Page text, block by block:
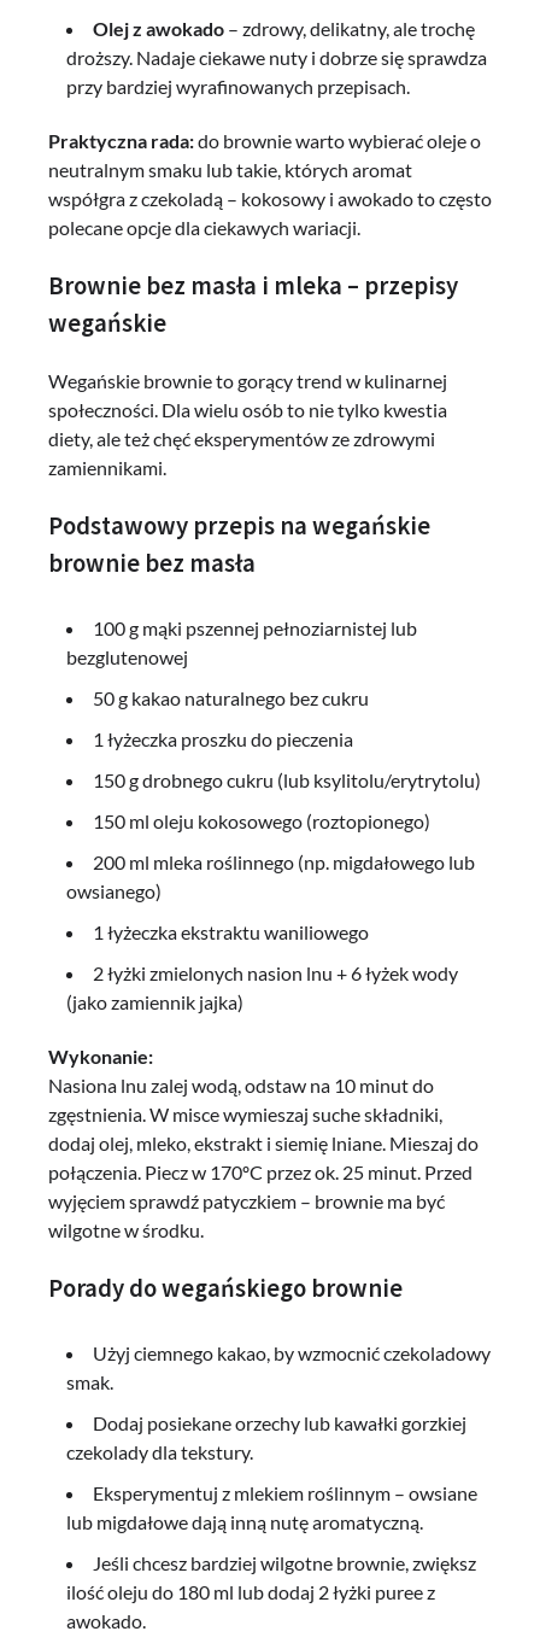
Olej z awokado – zdrowy, delikatny, ale trochę
droższy. Nadaje ciekawe nuty i dobrze się sprawdza
przy bardziej wyrafinowanych przepisach.
Praktyczna rada:do brownie warto wybierać oleje o
neutralnym smaku lub takie, których aromat
współgra z czekoladą – kokosowy i awokado to często
polecane opcje dla ciekawych wariacji.
Brownie bez masła i mleka – przepisy
wegańskie
Wegańskie brownie to gorący trend w kulinarnej
społeczności. Dla wielu osób to nie tylko kwestia
diety, ale też chęć eksperymentów ze zdrowymi
zamiennikami.
Podstawowy przepis na wegańskie
brownie bez masła
100 g mąki pszennej pełnoziarnistej lub
bezglutenowej
50 g kakao naturalnego bez cukru
1 łyżeczka proszku do pieczenia
150 g drobnego cukru (lub ksylitolu/erytrytolu)
150 ml oleju kokosowego (roztopionego)
200 ml mleka roślinnego (np. migdałowego lub
owsianego)
1 łyżeczka ekstraktu waniliowego
2 łyżki zmielonych nasion lnu + 6 łyżek wody
(jako zamiennik jajka)
Wykonanie:
Nasiona lnu zalej wodą, odstaw na 10 minut do
zgęstnienia. W misce wymieszaj suche składniki,
dodaj olej, mleko, ekstrakt i siemię lniane. Mieszaj do
połączenia. Piecz w 170ºC przez ok. 25 minut. Przed
wyjęciem sprawdź patyczkiem – brownie ma być
wilgotne w środku.
Porady do wegańskiego brownie
Użyj ciemnego kakao, by wzmocnić czekoladowy
smak.
Dodaj posiekane orzechy lub kawałki gorzkiej
czekolady dla tekstury.
Eksperymentuj z mlekiem roślinnym – owsiane
lub migdałowe dają inną nutę aromatyczną.
Jeśli chcesz bardziej wilgotne brownie, zwiększ
ilość oleju do 180 ml lub dodaj 2 łyżki puree z
awokado.